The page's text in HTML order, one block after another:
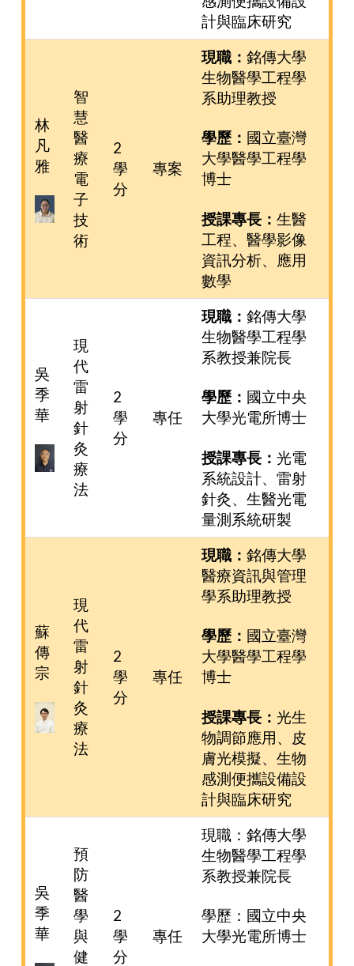
計與臨床研究
林
凡
雅
智
慧
醫
療
電
子
技
術
2
學
分
專案
現職： 銘傳大學
生物醫學工程學
系助理教授
學歷： 國立臺灣
大學醫學工程學
博士
授課專長： 生醫
工程、醫學影像
資訊分析、應用
數學
吳
季
華
現
代
雷
射
針
灸
療
法
2
學
分
專任
現職： 銘傳大學
生物醫學工程學
系教授兼院長
學歷： 國立中央
大學光電所博士
授課專長： 光電
系統設計、雷射
針灸、生醫光電
量測系統研製
蘇
傳
宗
現
代
雷
射
針
灸
療
法
2
學
分
專任
現職： 銘傳大學
醫療資訊與管理
學系助理教授
學歷： 國立臺灣
大學醫學工程學
博士
授課專長： 光生
物調節應用、皮
膚光模擬、生物
感測便攜設備設
計與臨床研究
吳
季
華
預
防
醫
學
與
健
2
學
分
專任
現職：銘傳大學
生物醫學工程學
系教授兼院長
學歷：國立中央
大學光電所博士